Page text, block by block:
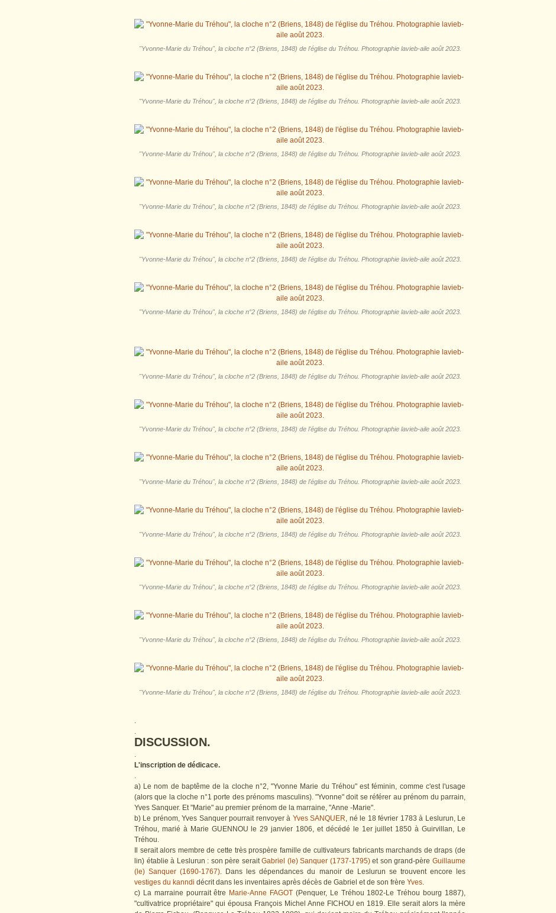
"Yvonne-Marie du Tréhou", la cloche n°2 (Briens, 1848) de l'église du Tréhou. Photographie lavieb-aile août 2023.
"Yvonne-Marie du Tréhou", la cloche n°2 (Briens, 1848) de l'église du Tréhou. Photographie lavieb-aile août 2023.
"Yvonne-Marie du Tréhou", la cloche n°2 (Briens, 1848) de l'église du Tréhou. Photographie lavieb-aile août 2023.
"Yvonne-Marie du Tréhou", la cloche n°2 (Briens, 1848) de l'église du Tréhou. Photographie lavieb-aile août 2023.
"Yvonne-Marie du Tréhou", la cloche n°2 (Briens, 1848) de l'église du Tréhou. Photographie lavieb-aile août 2023.
"Yvonne-Marie du Tréhou", la cloche n°2 (Briens, 1848) de l'église du Tréhou. Photographie lavieb-aile août 2023.
"Yvonne-Marie du Tréhou", la cloche n°2 (Briens, 1848) de l'église du Tréhou. Photographie lavieb-aile août 2023.
"Yvonne-Marie du Tréhou", la cloche n°2 (Briens, 1848) de l'église du Tréhou. Photographie lavieb-aile août 2023.
"Yvonne-Marie du Tréhou", la cloche n°2 (Briens, 1848) de l'église du Tréhou. Photographie lavieb-aile août 2023.
"Yvonne-Marie du Tréhou", la cloche n°2 (Briens, 1848) de l'église du Tréhou. Photographie lavieb-aile août 2023.
"Yvonne-Marie du Tréhou", la cloche n°2 (Briens, 1848) de l'église du Tréhou. Photographie lavieb-aile août 2023.
"Yvonne-Marie du Tréhou", la cloche n°2 (Briens, 1848) de l'église du Tréhou. Photographie lavieb-aile août 2023.
"Yvonne-Marie du Tréhou", la cloche n°2 (Briens, 1848) de l'église du Tréhou. Photographie lavieb-aile août 2023.
.
.
DISCUSSION.
.
L'inscription de dédicace.
.
a) Le nom de baptême de la cloche n°2, "Yvonne Marie du Tréhou" est féminin, comme c'est l'usage
(alors que la cloche n°1 porte des prénoms masculins). "Yvonne" doit se référer au prénom du parrain,
Yves Sanquer. Et "Marie" au premier prénom de la marraine, "Anne -Marie".
b) Le prénom, Yves Sanquer pourrait renvoyer à Yves SANQUER, né le 18 février 1783 à Leslurun, Le
Tréhou, marié à Marie GUENNOU le 29 janvier 1806, et décédé le 1er juillet 1850 à Guirvillan, Le
Tréhou.
Il serait alors membre de cette très prospère famille de cultivateurs fabricants marchands de draps (de
lin) établie à Leslurun : son père seraitGabriel (le) Sanquer (1737-1795)et son grand-pèreGuillaume
(le) Sanquer (1690-1767). Dans les dépendances du manoir de Leslurun se trouvent encore les
vestiges du kanndi décrit dans les inventaires après décès de Gabriel et de son frère Yves.
c) La marraine pourrait être Marie-Anne FAGOT (Penquer, Le Tréhou 1802-Le Tréhou bourg 1887),
"cultivatrice propriétaire" qui épousa François Michel Anne FICHOU en 1819. Elle serait alors la mère